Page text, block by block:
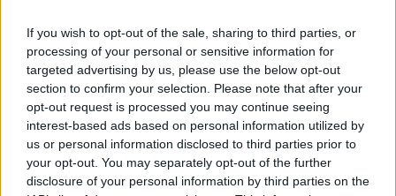
If you wish to opt-out of the sale, sharing to third parties, or
processing of your personal or sensitive information for
targeted advertising by us, please use the below opt-out
section to confirm your selection. Please note that after your
opt-out request is processed you may continue seeing
interest-based ads based on personal information utilized by
us or personal information disclosed to third parties prior to
your opt-out. You may separately opt-out of the further
disclosure of your personal information by third parties on the